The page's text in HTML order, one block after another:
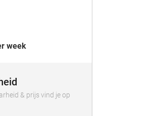
week
& prijs vind je op